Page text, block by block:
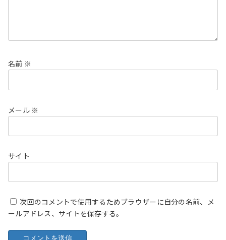
名前 ※
メール ※
サイト
次回のコメントで使用するためブラウザーに自分の名前、メ
ールアドレス、サイトを保存する。